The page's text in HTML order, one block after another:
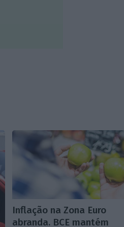
Inflação na Zona Euro
abranda. BCE mantém